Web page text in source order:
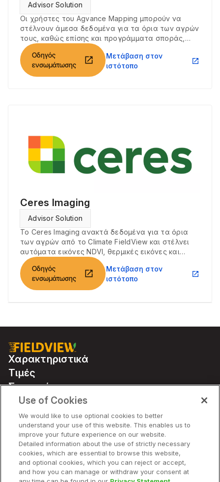
Advisor Solution
Οι χρήστες του Agvance Mapping μπορούν να
στέλνουν άμεσα δεδομένα για τα όρια των αγρών
τους, καθώς επίσης και προγράμματα σποράς,
στο Climate FieldView και να ανακτούν αρχεία
σποράς και συγκομιδής από το Climate FieldView.
Οδηγός
ενσωμάτωσης
open_in_new
Μετάβαση στον
ιστότοπο
open_in_new
Ceres Imaging
Advisor Solution
Το Ceres Imaging ανακτά δεδομένα για τα όρια
των αγρών από το Climate FieldView και στέλνει
αυτόματα εικόνες NDVI, θερμικές εικόνες και
εικόνες βάσει συντελεστή χλωροφύλλης στο
Climate FieldView.
Οδηγός
ενσωμάτωσης
open_in_new
Μετάβαση στον
ιστότοπο
open_in_new
Χαρακτηριστικά
Τιμές
Συνεργάτες
Χαρακτηριστικά
Εταιρεία
Use of Cookies
We would like to use optional cookies to better
understand your use of this website. This enables us to
improve your future experience on our website.
Detailed information about the use of strictly necessary
cookies, which are essential to browse this website,
and optional cookies, which you can reject or accept,
and how you can manage or withdraw your consent at